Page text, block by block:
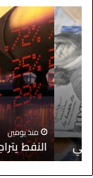
منذ يومين
النفط يتراجع